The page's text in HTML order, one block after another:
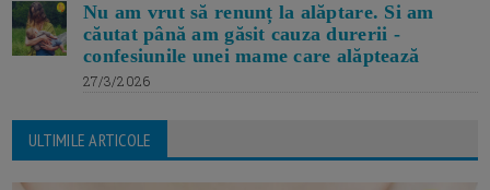
Nu am vrut să renunț la alăptare. Si am
căutat până am găsit cauza durerii -
confesiunile unei mame care alăptează
27/3/2026
ULTIMILE ARTICOLE